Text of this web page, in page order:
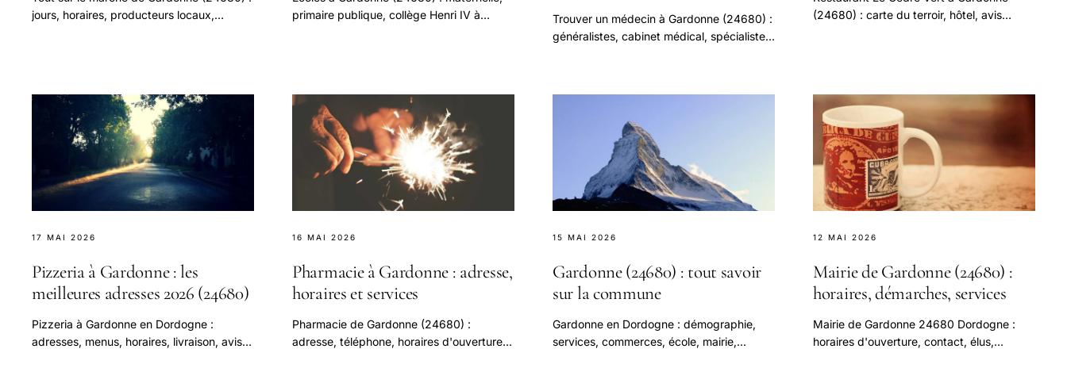
jours, horaires, producteurs locaux,
primaire publique, collège Henri IV à
Trouver un médecin à Gardonne (24680) :
généralistes, cabinet médical, spécialistes
(24680) : carte du terroir, hôtel, avis
17 MAI 2026
Pizzeria à Gardonne : les
meilleures adresses 2026 (24680)
Pizzeria à Gardonne en Dordogne :
adresses, menus, horaires, livraison, avis.
16 MAI 2026
Pharmacie à Gardonne : adresse,
horaires et services
Pharmacie de Gardonne (24680) :
adresse, téléphone, horaires d'ouverture,
15 MAI 2026
Gardonne (24680) : tout savoir
sur la commune
Gardonne en Dordogne : démographie,
services, commerces, école, mairie,
12 MAI 2026
Mairie de Gardonne (24680) :
horaires, démarches, services
Mairie de Gardonne 24680 Dordogne :
horaires d'ouverture, contact, élus,